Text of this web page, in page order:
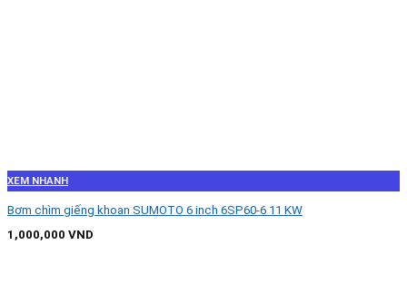
XEM NHANH
Bơm chìm giếng khoan SUMOTO 6 inch 6SP60-6 11 KW
1,000,000 VND